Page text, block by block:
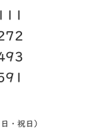
・祝日）